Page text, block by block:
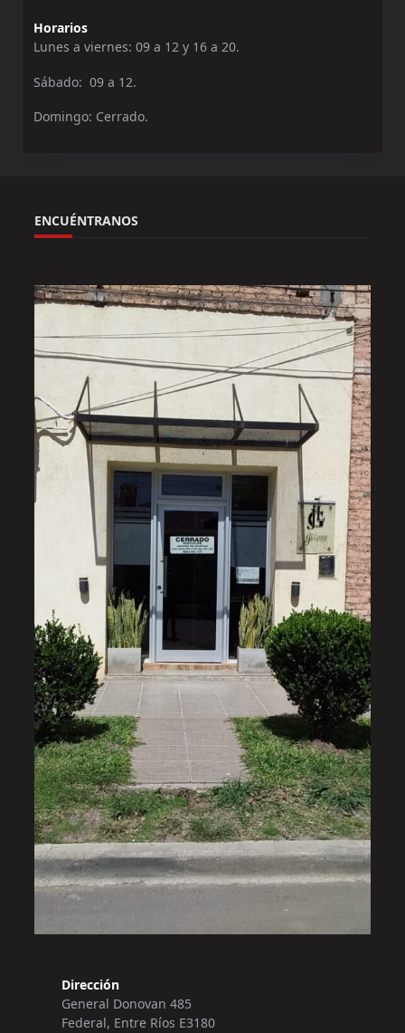
Horarios
Lunes a viernes: 09 a 12 y 16 a 20.
Sábado: 09 a 12.
Domingo: Cerrado.
ENCUÉNTRANOS
Dirección
General Donovan 485
Federal, Entre Ríos E3180